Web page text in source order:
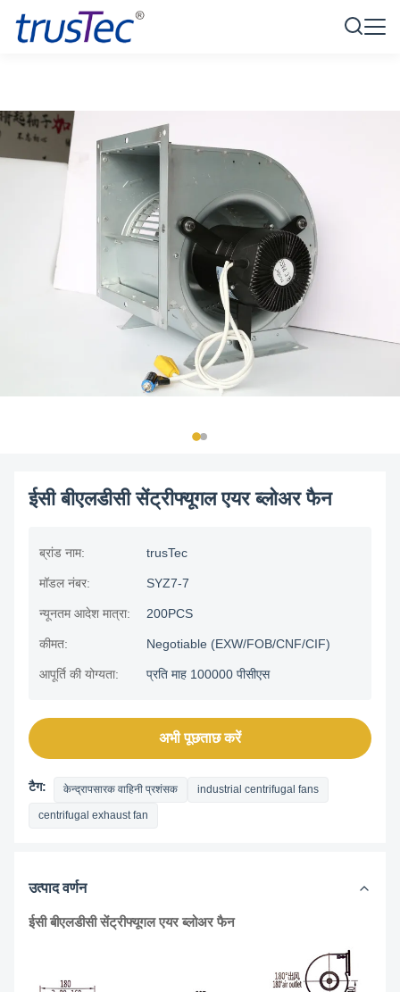
ईसी बीएलडीसी सेंट्रीफ्यूगल एयर ब्लोअर फैन
ब्रांड नाम: trusTec
मॉडल नंबर: SYZ7-7
न्यूनतम आदेश मात्रा: 200PCS
कीमत: Negotiable (EXW/FOB/CNF/CIF)
आपूर्ति की योग्यता: प्रति माह 100000 पीसीएस
अभी पूछताछ करें
टैग: केन्द्रापसारक वाहिनी प्रशंसक industrial centrifugal fans
centrifugal exhaust fan
उत्पाद वर्णन
ईसी बीएलडीसी सेंट्रीफ्यूगल एयर ब्लोअर फैन